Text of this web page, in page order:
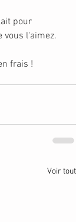
pour
vous l'aimez.
frais !
Voir tout